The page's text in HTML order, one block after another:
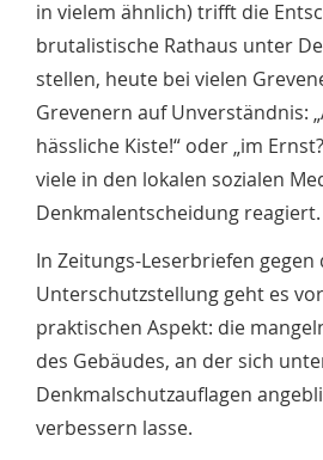
in vielem ähnlich) trifft die
brutalistische Rathaus unter
stellen, heute bei vielen
Grevenern auf Unverständnis:
hässliche Kiste!“ oder „im
viele in den lokalen sozialen
Denkmalentscheidung reagiert.
In Zeitungs-Leserbriefen gegen
Unterschutzstellung geht es
praktischen Aspekt: die
des Gebäudes, an der sich
Denkmalschutzauflagen
verbessern lasse.